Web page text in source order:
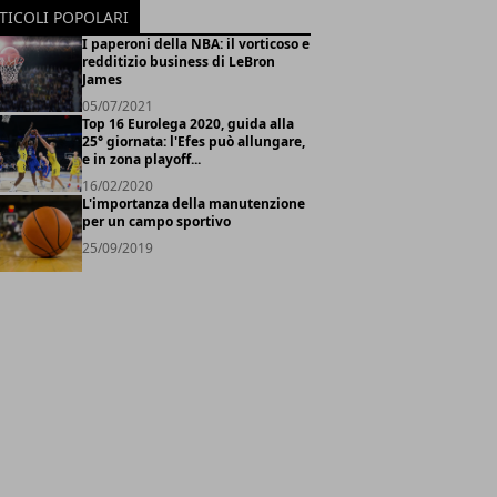
POPOLARI
I paperoni della NBA: il vorticoso e
redditizio business di LeBron
James
05/07/2021
Top 16 Eurolega 2020, guida alla
25° giornata: l'Efes può allungare,
e in zona playoff...
16/02/2020
L'importanza della manutenzione
per un campo sportivo
25/09/2019